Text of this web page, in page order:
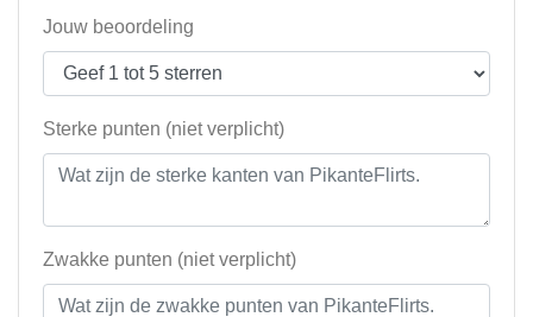
Jouw beoordeling
Sterke punten (niet verplicht)
Zwakke punten (niet verplicht)